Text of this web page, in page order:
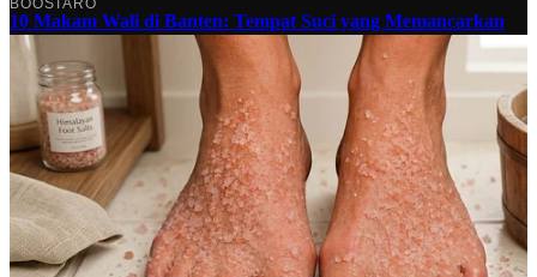
10 Makam Wali di Banten: Tempat Suci yang Memancarkan
Spiritualitas dan Sejarah
Tech·2 years ago
Analisis Bisnis Kopi Kenangan vs Point Coffee: Persaingan
dalam Industri Kopi Indonesia
Bisnis · 1 year ago
Share: